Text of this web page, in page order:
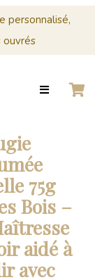
personnalisé,
ouvrés
75g
Bois –
aidé à
avec